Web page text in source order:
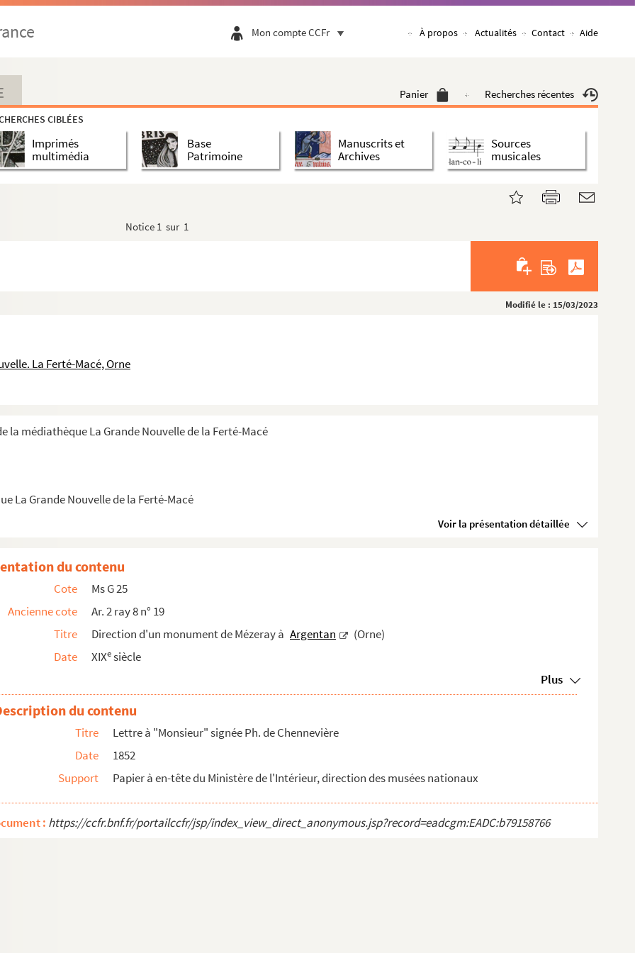
Mon compte CCFr À propos Actualités Contact Aide
Panier Recherches récentes
CIBLÉES
Imprimés
multimédia
Base
Patrimoine
Manuscrits et
Archives
Sources
musicales
Notice 1 sur 1
Modifié le : 15/03/2023
La Ferté-Macé, Orne
la médiathèque La Grande Nouvelle de la Ferté-Macé
La Grande Nouvelle de la Ferté-Macé
Voir la présentation détaillée
Chamborand le 20 décembre 1387 (copie)
dignités de l'Eglise et de l'Etat (partie 3...
à Argentan
par le p. Hénault
prononcé par Monsieur Patin, directeur...
A. Paillet et gravé par B. Picart
Durocher
Arts
Ph. de Chennevière
signée Barbier, maire
du contenu
Cote
Ms G 25
Ancienne cote
Ar. 2 ray 8 n° 19
Titre
Direction d'un monument de Mézeray à Argentan
(Orne)
Date
XIXesiècle
Plus
du contenu
Titre
Lettre à "Monsieur" signée Ph. de Chennevière
Date
1852
Support
Papier à en-tête du Ministère de l'Intérieur, direction des musées nationaux
: https://ccfr.bnf.fr/portailccfr/jsp/index_view_direct_anonymous.jsp?record=eadcgm:EADC:b79158766